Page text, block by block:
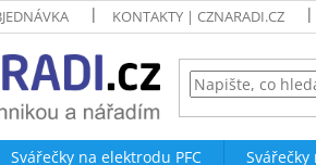
KONTAKTY | CZNARADI.CZ
Svářečky na elektrodu PFC Svářečky